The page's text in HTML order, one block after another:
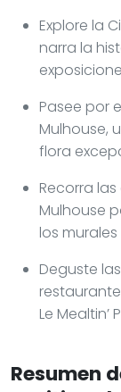
Explore la
narra la
Pasee por
Mulhouse,
flora
Recorra
Mulhouse
los
Deguste
Le Mealtin’
Resumen